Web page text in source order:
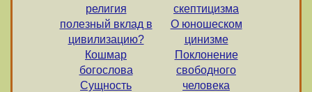
религия
полезный вклад в
цивилизацию?
Кошмар
богослова
Сущность
скептицизма
О юношеском
цинизме
Поклонение
свободного
человека